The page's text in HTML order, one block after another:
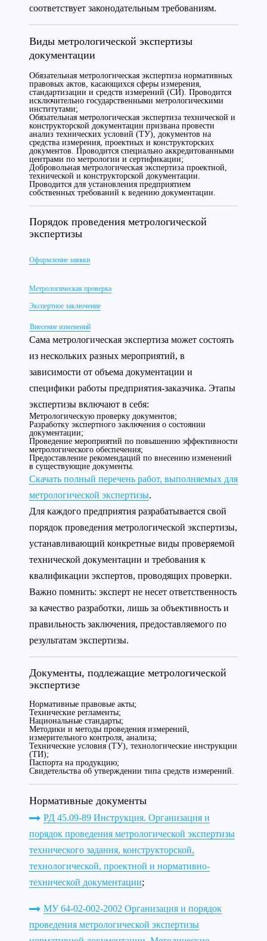
соответствует законодательным требованиям.
Виды метрологической экспертизы
документации
Обязательная метрологическая экспертиза нормативных
правовых актов, касающихся сферы измерения,
стандартизации и средств измерений (СИ). Проводится
исключительно государственными метрологическими
институтами;
Обязательная метрологическая экспертиза технической и
конструкторской документации призвана провести
анализ технических условий (ТУ), документов на
средства измерения, проектных и конструкторских
документов. Проводится специально аккредитованными
центрами по метрологии и сертификации;
Добровольная метрологическая экспертиза проектной,
технической и конструкторской документации.
Проводится для установления предприятием
собственных требований к ведению документации.
Порядок проведения метрологической
экспертизы
Оформление заявки
Метрологическая проверка
Экспертное заключение
Внесение изменений
Сама метрологическая экспертиза может состоять
из нескольких разных мероприятий, в
зависимости от объема документации и
специфики работы предприятия-заказчика. Этапы
экспертизы включают в себя:
Метрологическую проверку документов;
Разработку экспертного заключения о состоянии
документации;
Проведение мероприятий по повышению эффективности
метрологического обеспечения;
Предоставление рекомендаций по внесению изменений
в существующие документы.
Скачать полный перечень работ, выполняемых для
метрологической экспертизы.
Для каждого предприятия разрабатывается свой
порядок проведения метрологической экспертизы,
устанавливающий конкретные виды проверяемой
технической документации и требования к
квалификации экспертов, проводящих проверки.
Важно помнить: эксперт не несет ответственность
за качество разработки, лишь за объективность и
правильность заключения, предоставляемого по
результатам экспертизы.
Документы, подлежащие метрологической
экспертизе
Нормативные правовые акты;
Технические регламенты;
Национальные стандарты;
Методики и методы проведения измерений,
измерительного контроля, анализа;
Технические условия (ТУ), технологические инструкции
(ТИ);
Паспорта на продукцию;
Свидетельства об утверждении типа средств измерений.
Нормативные документы
РД 45.09-89 Инструкция. Организация и
порядок проведения метрологической экспертизы
технического задания, конструкторской,
технологической, проектной и нормативно-
технической документации;
МУ 64-02-002-2002 Организация и порядок
проведения метрологической экспертизы